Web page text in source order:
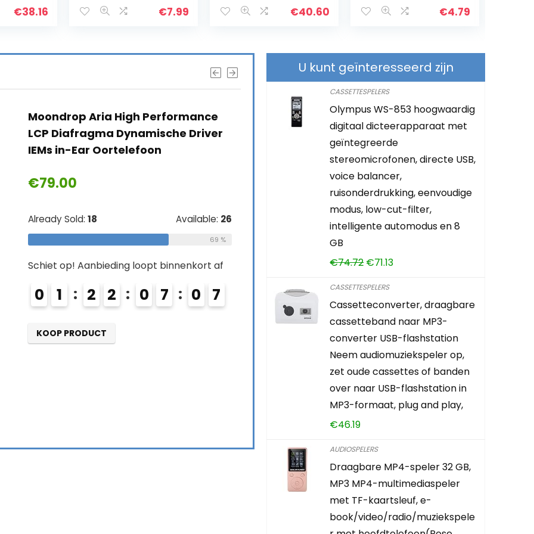
€38.16
Doppelkopfhörerhal
ter Universal Metal
alle Kopfhörer
€7.99 €40.60 €4.79
Moondrop Aria High Performance
LCP Diafragma Dynamische Driver
IEMs in-Ear Oortelefoon
€79.00
Already Sold:18 Available: 26
69 %
Schiet op! Aanbieding loopt binnenkort af
0 1 2 2 0 7 0 6
KOOP PRODUCT
Geluid,
U kunt geïnteresseerd zijn
CASSETTESPELERS
Olympus WS-853 hoogwaardig
digitaal dicteerapparaat met
geïntegreerde
stereomicrofonen, directe USB,
voice balancer,
ruisonderdrukking, eenvoudige
modus, low-cut-filter,
intelligente automodus en 8
GB
€74.72 €71.13
CASSETTESPELERS
Cassetteconverter, draagbare
cassetteband naar MP3-
converter USB-flashstation
Neem audiomuziekspeler op,
zet oude cassettes of banden
over naar USB-flashstation in
MP3-formaat, plug and play,
€46.19
AUDIOSPELERS
Draagbare MP4-speler 32 GB,
MP3 MP4-multimediaspeler
met TF-kaartsleuf, e-
book/video/radio/muziekspele